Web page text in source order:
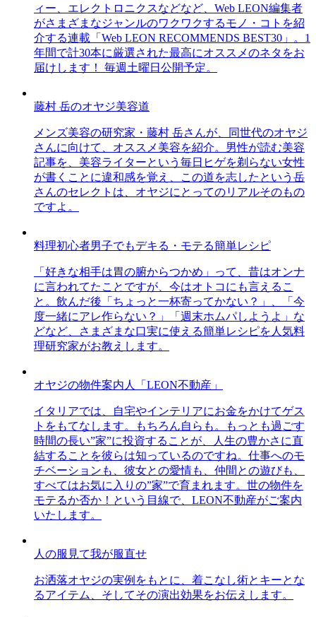
ィー、エレクトロニクスなどなど、Web LEON編集者
がさまざまなジャンルのワクワクするモノ・コトを紹
介する連載「Web LEON RECOMMENDS BEST30」。1
年間で計30本に厳選された最高にオススメのネタをお
届けします！ 毎週土曜日公開予定。
藤村 岳のオヤジ美容道
メンズ美容の研究家・藤村 岳さんが、同世代のオヤジ
さんに向けて、オススメ美容を紹介。男性が読む美容
記事を、美容ライターという毎日ヒゲを剃らない女性
が書くことに違和感を覚え、この道を志したという岳
さんのセレクトは、オヤジにとってのリアルそのもの
ですよ。
料理初心者男子でもデキる・モテる簡単レシピ
「好きな相手は胃の腑からつかめ」って、昔はオンナ
に言われてたことですが、今はオトコにも言えるこ
と。飲んだ後「ちょっと一杯寄ってかない？」、「今
度一緒にアレ作らない？」「週末ホムパしようよ」な
どなど、さまざまな口実に使える簡単レシピを人気料
理研究家がお教えします。
オヤジの物件案内人「LEON不動産」
イタリアでは、自宅やインテリアにお金をかけてゲス
トをもてなします。もちろん自らも。もっとも過ごす
時間の長い”家”に投資することが、人生の豊かさに直
結することを彼らは知っているのですね。仕事へのモ
チベーションも、彼女との愛情も、仲間との遊びも、
すべてはお気に入りの”家”で育まれます。世の物件を
モテるか否か！という目線で、LEON不動産がご案内
いたします。
人の服見て我が服直せ
お洒落オヤジの実例をもとに、着こなし術とキーとな
るアイテム、そしてその演出効果をお伝えします。